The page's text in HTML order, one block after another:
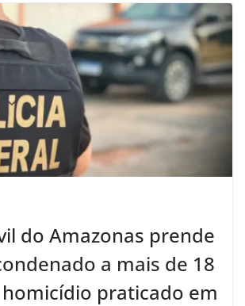
do Amazonas prende
a mais de 18
praticado em